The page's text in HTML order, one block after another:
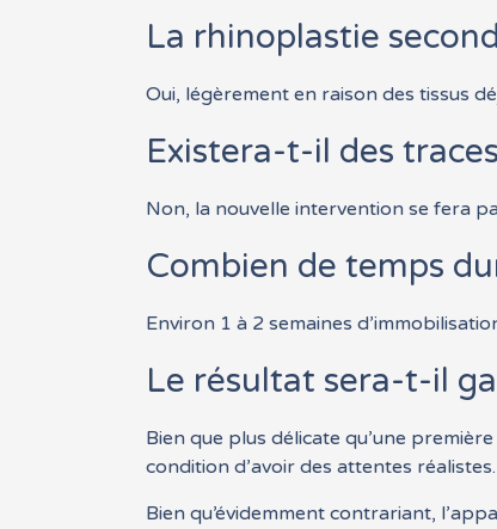
La rhinoplastie
Oui, légèrement en raison des tissus
Existera-t-il des
Non, la nouvelle intervention se fera
Combien de temps
Environ 1 à 2 semaines
Le résultat sera-t-il
Bien que plus délicate qu’une
condition d’avoir des attentes réalistes.
Bien qu’évidemment contrariant,